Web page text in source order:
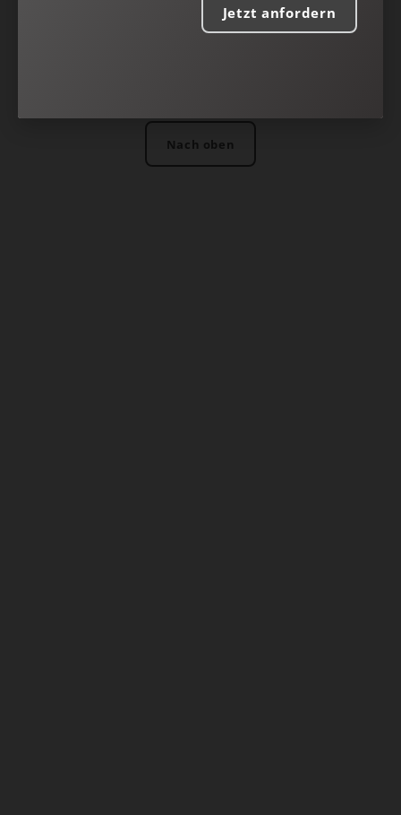
Nach oben
Jetzt anfordern